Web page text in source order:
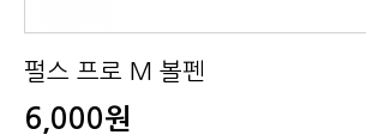
펄스 프로 M 볼펜
6,000원